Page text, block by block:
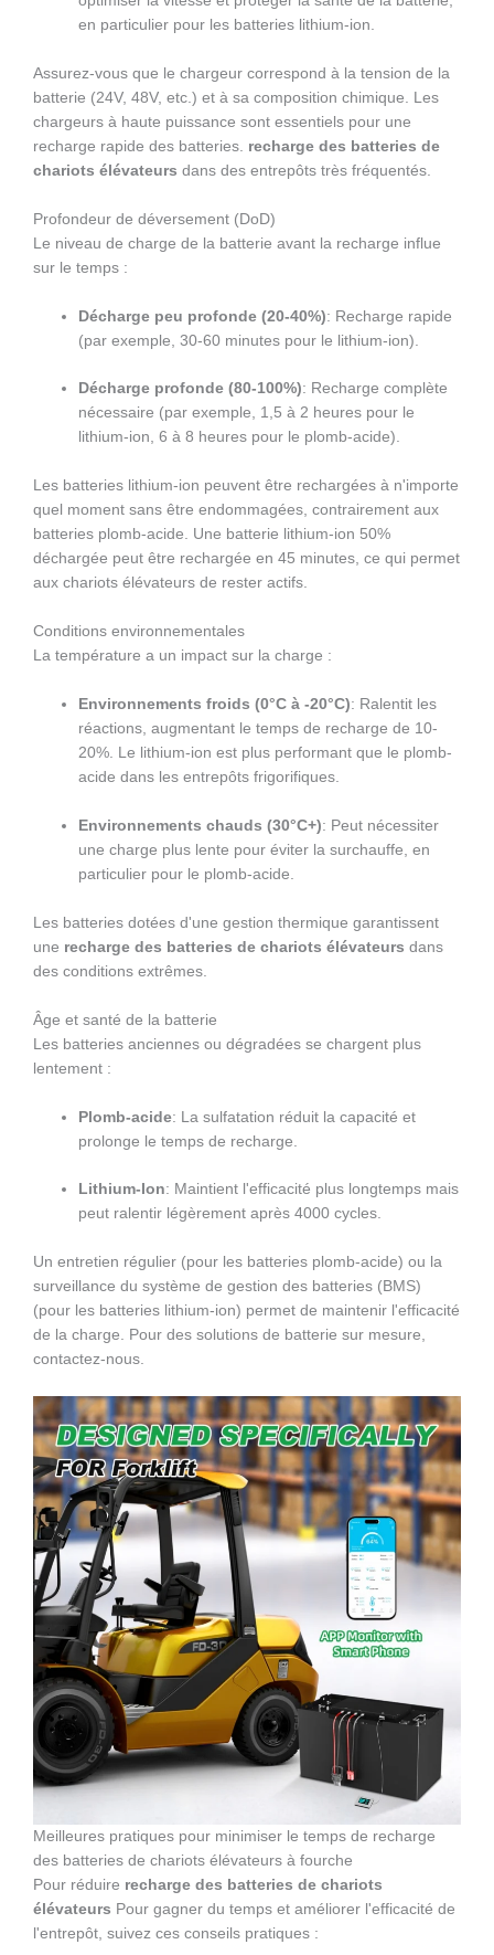
en particulier pour les batteries lithium-ion.
Assurez-vous que le chargeur correspond à la tension de la
batterie (24V, 48V, etc.) et à sa composition chimique. Les
chargeurs à haute puissance sont essentiels pour une
recharge rapide des batteries. recharge des batteries de
chariots élévateurs dans des entrepôts très fréquentés.
Profondeur de déversement (DoD)
Le niveau de charge de la batterie avant la recharge influe
sur le temps :
Décharge peu profonde (20-40%): Recharge rapide
(par exemple, 30-60 minutes pour le lithium-ion).
Décharge profonde (80-100%): Recharge complète
nécessaire (par exemple, 1,5 à 2 heures pour le
lithium-ion, 6 à 8 heures pour le plomb-acide).
Les batteries lithium-ion peuvent être rechargées à n'importe
quel moment sans être endommagées, contrairement aux
batteries plomb-acide. Une batterie lithium-ion 50%
déchargée peut être rechargée en 45 minutes, ce qui permet
aux chariots élévateurs de rester actifs.
Conditions environnementales
La température a un impact sur la charge :
Environnements froids (0°C à -20°C): Ralentit les
réactions, augmentant le temps de recharge de 10-
20%. Le lithium-ion est plus performant que le plomb-
acide dans les entrepôts frigorifiques.
Environnements chauds (30°C+): Peut nécessiter
une charge plus lente pour éviter la surchauffe, en
particulier pour le plomb-acide.
Les batteries dotées d'une gestion thermique garantissent
une recharge des batteries de chariots élévateurs dans
des conditions extrêmes.
Âge et santé de la batterie
Les batteries anciennes ou dégradées se chargent plus
lentement :
Plomb-acide: La sulfatation réduit la capacité et
prolonge le temps de recharge.
Lithium-Ion: Maintient l'efficacité plus longtemps mais
peut ralentir légèrement après 4000 cycles.
Un entretien régulier (pour les batteries plomb-acide) ou la
surveillance du système de gestion des batteries (BMS)
(pour les batteries lithium-ion) permet de maintenir l'efficacité
de la charge. Pour des solutions de batterie sur mesure,
contactez-nous.
Meilleures pratiques pour minimiser le temps de recharge
des batteries de chariots élévateurs à fourche
Pour réduire recharge des batteries de chariots
élévateurs Pour gagner du temps et améliorer l'efficacité de
l'entrepôt, suivez ces conseils pratiques :